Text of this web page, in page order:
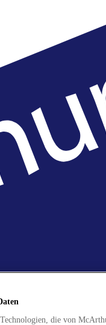
die von